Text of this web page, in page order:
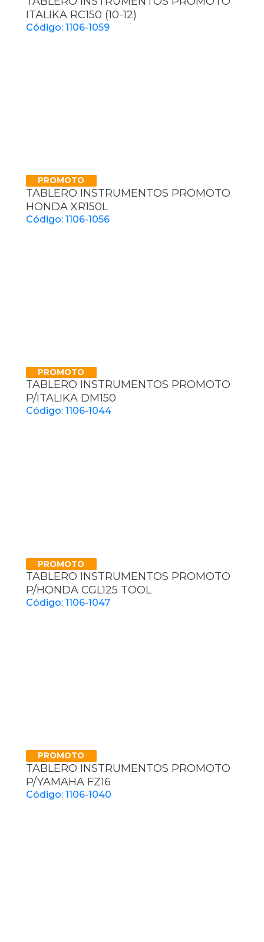
ITALIKA RC150 (10-12)
Código: 1106-1059
PROMOTO
TABLERO INSTRUMENTOS PROMOTO
HONDA XR150L
Código: 1106-1056
PROMOTO
TABLERO INSTRUMENTOS PROMOTO
P/ITALIKA DM150
Código: 1106-1044
PROMOTO
TABLERO INSTRUMENTOS PROMOTO
P/HONDA CGL125 TOOL
Código: 1106-1047
PROMOTO
TABLERO INSTRUMENTOS PROMOTO
P/YAMAHA FZ16
Código: 1106-1040